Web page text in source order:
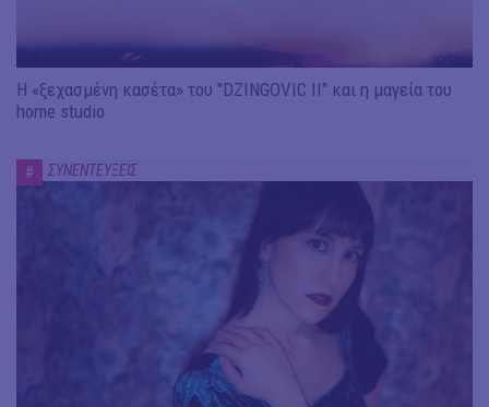
Η «ξεχασμένη κασέτα» του "DZINGOVIC II" και η μαγεία του
home studio
# ΣΥΝΕΝΤΕΥΞΕΙΣ